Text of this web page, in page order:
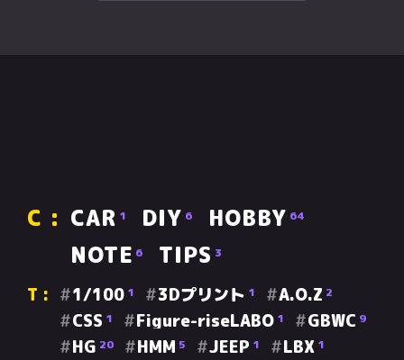
CAR 1 DIY 6 HOBBY 64
NOTE 6 TIPS 3
1/100 1 3Dプリント 1 A.O.Z 2
CSS 1 Figure-riseLABO 1 GBWC 9
HG 20 HMM 5 JEEP 1 LBX 1